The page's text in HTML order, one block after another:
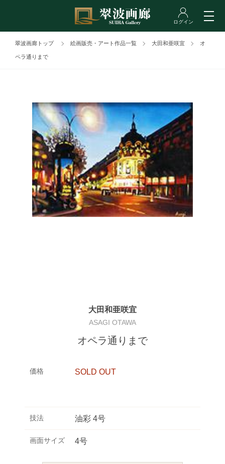
翠波画廊トップ 絵画販売・アート作品一覧 大田和亜咲宜 オ
ペラ通りまで
大田和亜咲宜
ASAGI OTAWA
オペラ通りまで
価格 SOLD OUT
技法 油彩 4号
画面サイズ 4号